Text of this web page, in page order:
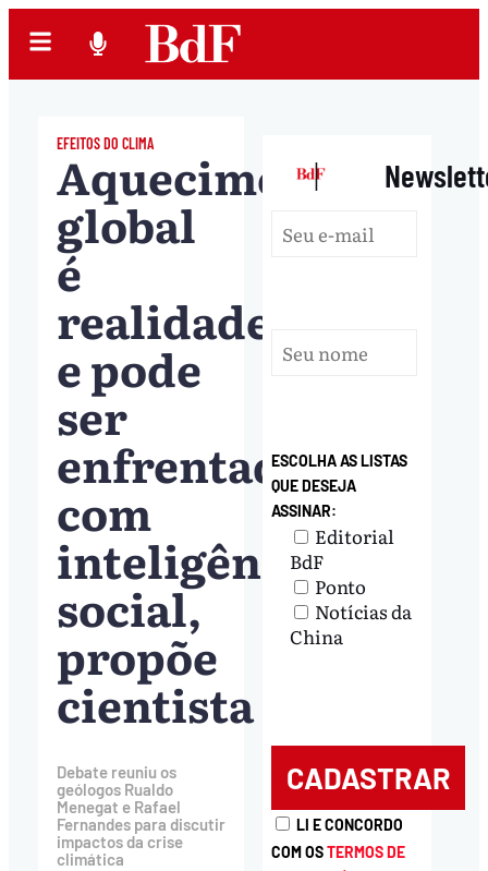
EFEITOS DO CLIMA
Aquecimento
global
é
realidade,
e pode
ser
enfrentado
com
inteligência
social,
propõe
cientista
Debate reuniu os
geólogos Rualdo
Menegat e Rafael
Fernandes para discutir
impactos da crise
climática
|
ESCOLHA AS LISTAS
QUE DESEJA
ASSINAR:
Editorial
BdF
Ponto
Notícias da
China
LI E CONCORDO
COM OSTERMOS DE